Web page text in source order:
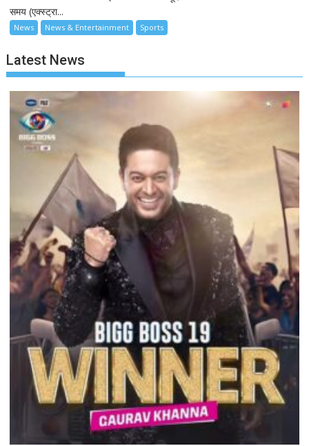
समय (एक्स्ट्रा...
News News & Entertainment Sports
Latest News